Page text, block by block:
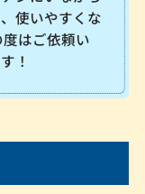
使いやすくな
はご依頼い
！